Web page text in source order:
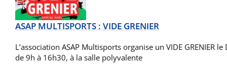
ASAP MULTISPORTS : VIDE GRENIER
L’association ASAP Multisports organise un VIDE GRENIER le
de 9h à 16h30, à la salle polyvalente